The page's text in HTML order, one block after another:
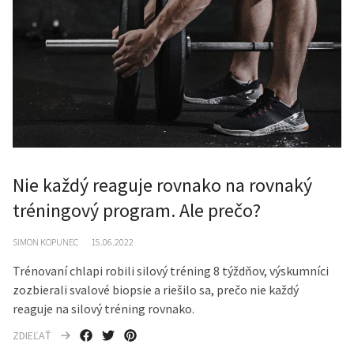
Nie každý reaguje rovnako na rovnaký
tréningový program. Ale prečo?
SIMON KOPUNEC 15.06.2022
Trénovaní chlapi robili silový tréning 8 týždňov, výskumníci
zozbierali svalové biopsie a riešilo sa, prečo nie každý
reaguje na silový tréning rovnako.
ZDIEĽAŤ